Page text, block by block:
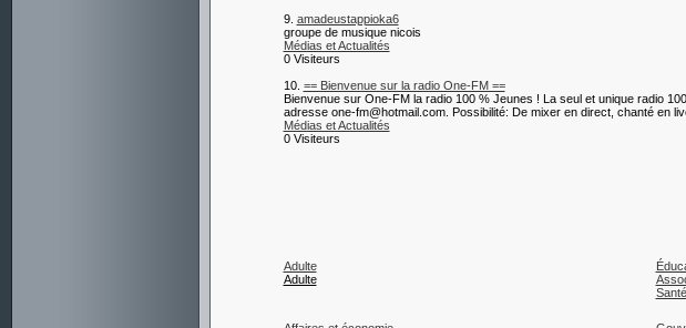
9. amadeustappioka6
groupe de musique nicois
Médias et Actualités
0 Visiteurs
10. == Bienvenue sur la radio One-FM ==
Bienvenue sur One-FM la radio 100 % Jeunes ! La seul et unique radio
adresse one-fm@hotmail.com. Possibilité: De mixer en direct, chanté en
Médias et Actualités
0 Visiteurs
Adulte
Adulte
Santé